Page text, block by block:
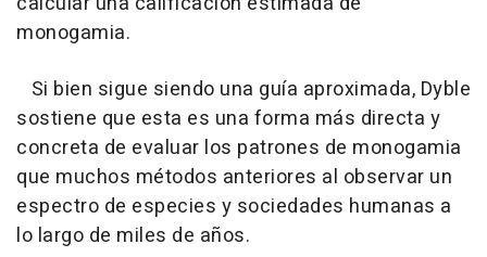
monogamia.
Si bien sigue siendo una guía aproximada, Dyble
sostiene que esta es una forma más directa y
concreta de evaluar los patrones de monogamia
que muchos métodos anteriores al observar un
espectro de especies y sociedades humanas a
lo largo de miles de años.